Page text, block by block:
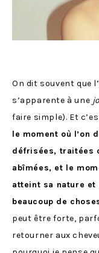
On dit souvent que
s’apparente à une
faire simple). Et
le moment où l’on
défrisées, traitées
abîmées, et le
atteint sa nature et
beaucoup de
peut être forte,
retourner aux